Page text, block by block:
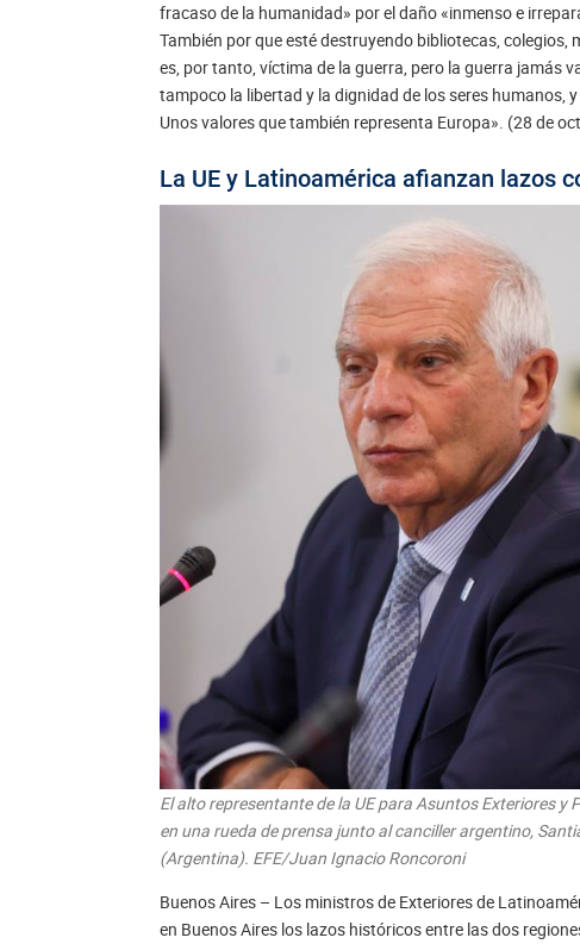
fracaso de la humanidad» por el daño «inmenso e
También por que esté destruyendo bibliotecas,
es, por tanto, víctima de la guerra, pero la guerra jamás
tampoco la libertad y la dignidad de los seres humanos,
Unos valores que también representa Europa». (28 de
La UE y Latinoamérica afianzan lazos
El alto representante de la UE para Asuntos Exteriores
en una rueda de prensa junto al canciller argentino,
(Argentina). EFE/Juan Ignacio Roncoroni
Buenos Aires – Los ministros de Exteriores de
en Buenos Aires los lazos históricos entre las dos